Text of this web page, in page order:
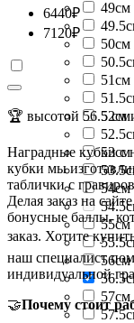
49см
50см
51см
52см
53см
54см
55см
56см
57см
6440₽
7120₽
🏆 высотой 56.5 см
Наградные кубки с
кубки мы
таблички с
Делая заказ на
бонусные баллы,
заказ. Хотите
наш специалист
индивидуальной
🤝Почему стоит